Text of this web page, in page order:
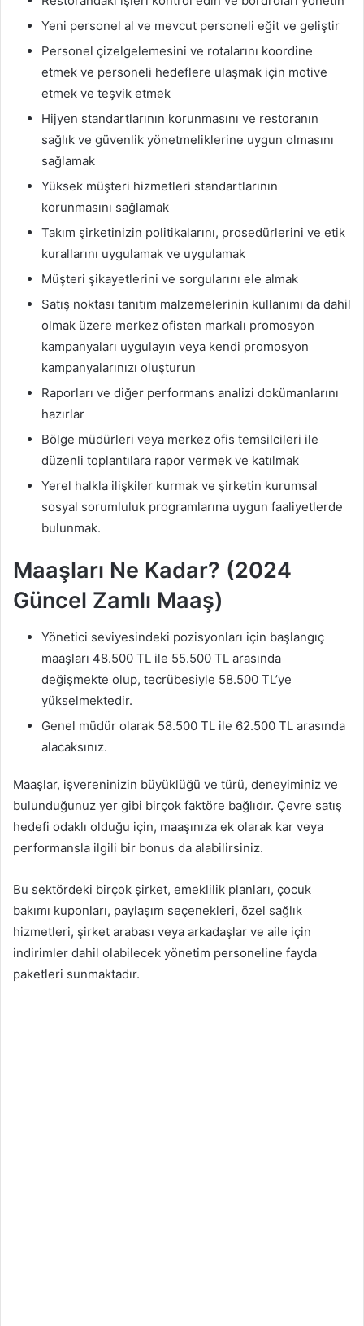
Yeni personel al ve mevcut personeli eğit ve geliştir
Personel çizelgelemesini ve rotalarını koordine
etmek ve personeli hedeflere ulaşmak için motive
etmek ve teşvik etmek
Hijyen standartlarının korunmasını ve restoranın
sağlık ve güvenlik yönetmeliklerine uygun olmasını
sağlamak
Yüksek müşteri hizmetleri standartlarının
korunmasını sağlamak
Takım şirketinizin politikalarını, prosedürlerini ve etik
kurallarını uygulamak ve uygulamak
Müşteri şikayetlerini ve sorgularını ele almak
Satış noktası tanıtım malzemelerinin kullanımı da dahil
olmak üzere merkez ofisten markalı promosyon
kampanyaları uygulayın veya kendi promosyon
kampanyalarınızı oluşturun
Raporları ve diğer performans analizi dokümanlarını
hazırlar
Bölge müdürleri veya merkez ofis temsilcileri ile
düzenli toplantılara rapor vermek ve katılmak
Yerel halkla ilişkiler kurmak ve şirketin kurumsal
sosyal sorumluluk programlarına uygun faaliyetlerde
bulunmak.
Maaşları Ne Kadar? (2024
Güncel Zamlı Maaş)
Yönetici seviyesindeki pozisyonları için başlangıç ​​
maaşları 48.500 TL ile 55.500 TL arasında
değişmekte olup, tecrübesiyle 58.500 TL’ye
yükselmektedir.
Genel müdür olarak 58.500 TL ile 62.500 TL arasında
alacaksınız.
Maaşlar, işvereninizin büyüklüğü ve türü, deneyiminiz ve
bulunduğunuz yer gibi birçok faktöre bağlıdır. Çevre satış
hedefi odaklı olduğu için, maaşınıza ek olarak kar veya
performansla ilgili bir bonus da alabilirsiniz.
Bu sektördeki birçok şirket, emeklilik planları, çocuk
bakımı kuponları, paylaşım seçenekleri, özel sağlık
hizmetleri, şirket arabası veya arkadaşlar ve aile için
indirimler dahil olabilecek yönetim personeline fayda
paketleri sunmaktadır.